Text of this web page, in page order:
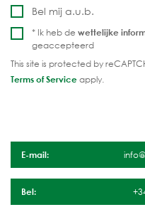
Bel mij a.u.b.
* Ik heb de wettelijke
geaccepteerd
This site is protected by
Terms of Serviceapply.
E-mail:
Bel: